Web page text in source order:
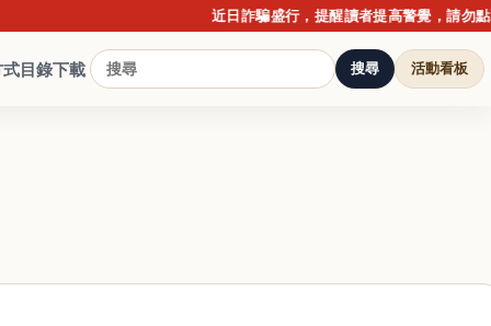
近日詐騙盛行，提醒讀者提高警覺，請勿點擊不
式目錄下載 搜尋 活動看板